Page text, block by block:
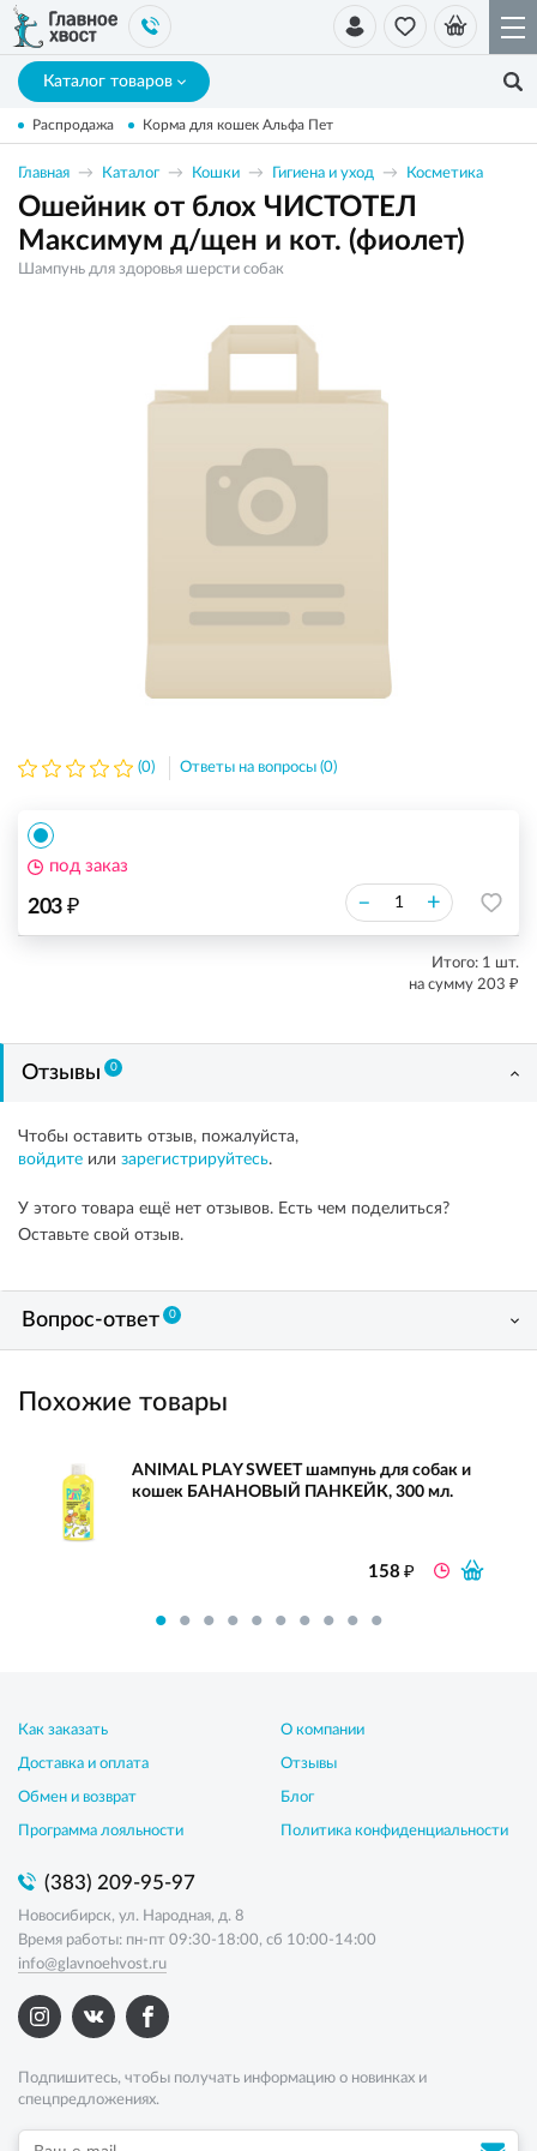
Каталог товаров
Распродажа Корма для кошек Альфа Пет
Главная Каталог Кошки Гигиена и уход Косметика
Ошейник от блох ЧИСТОТЕЛ
Максимум д/щен и кот. (фиолет)
Шампунь для здоровья шерсти собак
(0) Ответы на вопросы (0)
203 ₽ – +
под заказ
Итого: 1 шт.
на сумму 203 ₽
Отзывы 0
Чтобы оставить отзыв, пожалуйста,
войдите или зарегистрируйтесь.
У этого товара ещё нет отзывов. Есть чем поделиться?
Оставьте свой отзыв.
Вопрос-ответ 0
Похожие товары
ANIMAL PLAY SWEET шампунь для собак и
кошек БАНАНОВЫЙ ПАНКЕЙК, 300 мл.
158₽
Как заказать
Доставка и оплата
Обмен и возврат
Программа лояльности
О компании
Отзывы
Блог
Политика конфиденциальности
(383) 209-95-97
Новосибирск, ул. Народная, д. 8
Время работы: пн-пт 09:30-18:00, сб 10:00-14:00
info@glavnoehvost.ru
Подпишитесь, чтобы получать информацию о новинках и
спецпредложениях.